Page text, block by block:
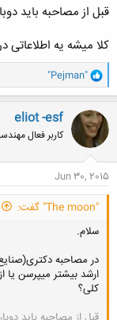
قبل از مصاحبه باید
کلا میشه یه اطلاعاتی
و
ا
ک
ن
ش
ه
ا
"Pejman"
eliot -esf
کاربر فعال
Jun 30, 2015
"The moon" گفت:
سلام.
در مصاحبه
ارشد بیشتر میپرسن
کلی؟